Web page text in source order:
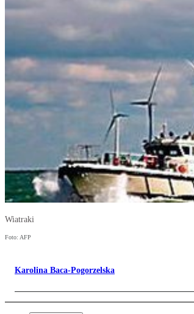
Wiatraki
Foto: AFP
Karolina Baca-Pogorzelska